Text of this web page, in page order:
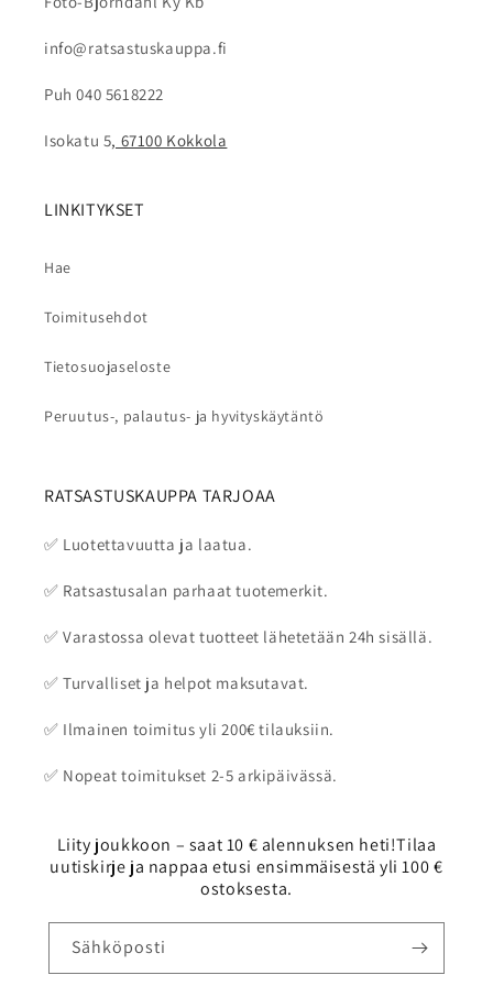
info@ratsastuskauppa.fi
Puh 040 5618222
Isokatu 5, 67100 Kokkola
LINKITYKSET
Hae
Toimitusehdot
Tietosuojaseloste
Peruutus-, palautus- ja hyvityskäytäntö
RATSASTUSKAUPPA TARJOAA
✅ Luotettavuutta ja laatua.
✅ Ratsastusalan parhaat tuotemerkit.
✅ Varastossa olevat tuotteet lähetetään 24h sisällä.
✅ Turvalliset ja helpot maksutavat.
✅ Ilmainen toimitus yli 200€ tilauksiin.
✅ Nopeat toimitukset 2-5 arkipäivässä.
Liity joukkoon – saat 10 € alennuksen heti!Tilaa
uutiskirje ja nappaa etusi ensimmäisestä yli 100 €
ostoksesta.
Sähköposti